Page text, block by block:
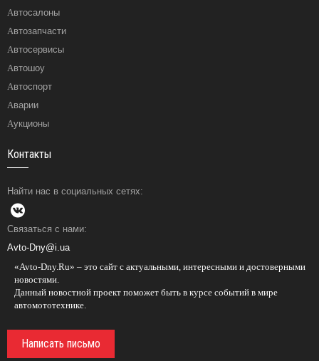
Автосалоны
Автозапчасти
Автосервисы
Автошоу
Автоспорт
Аварии
Аукционы
Контакты
Найти нас в социальных сетях:
Связаться с нами:
Avto-Dny@i.ua
«Avto-Dny.Ru» – это сайт с актуальными, интересными и достоверными
новостями.
Данный новостной проект поможет быть в курсе событий в мире
автомототехнике.
Написать письмо